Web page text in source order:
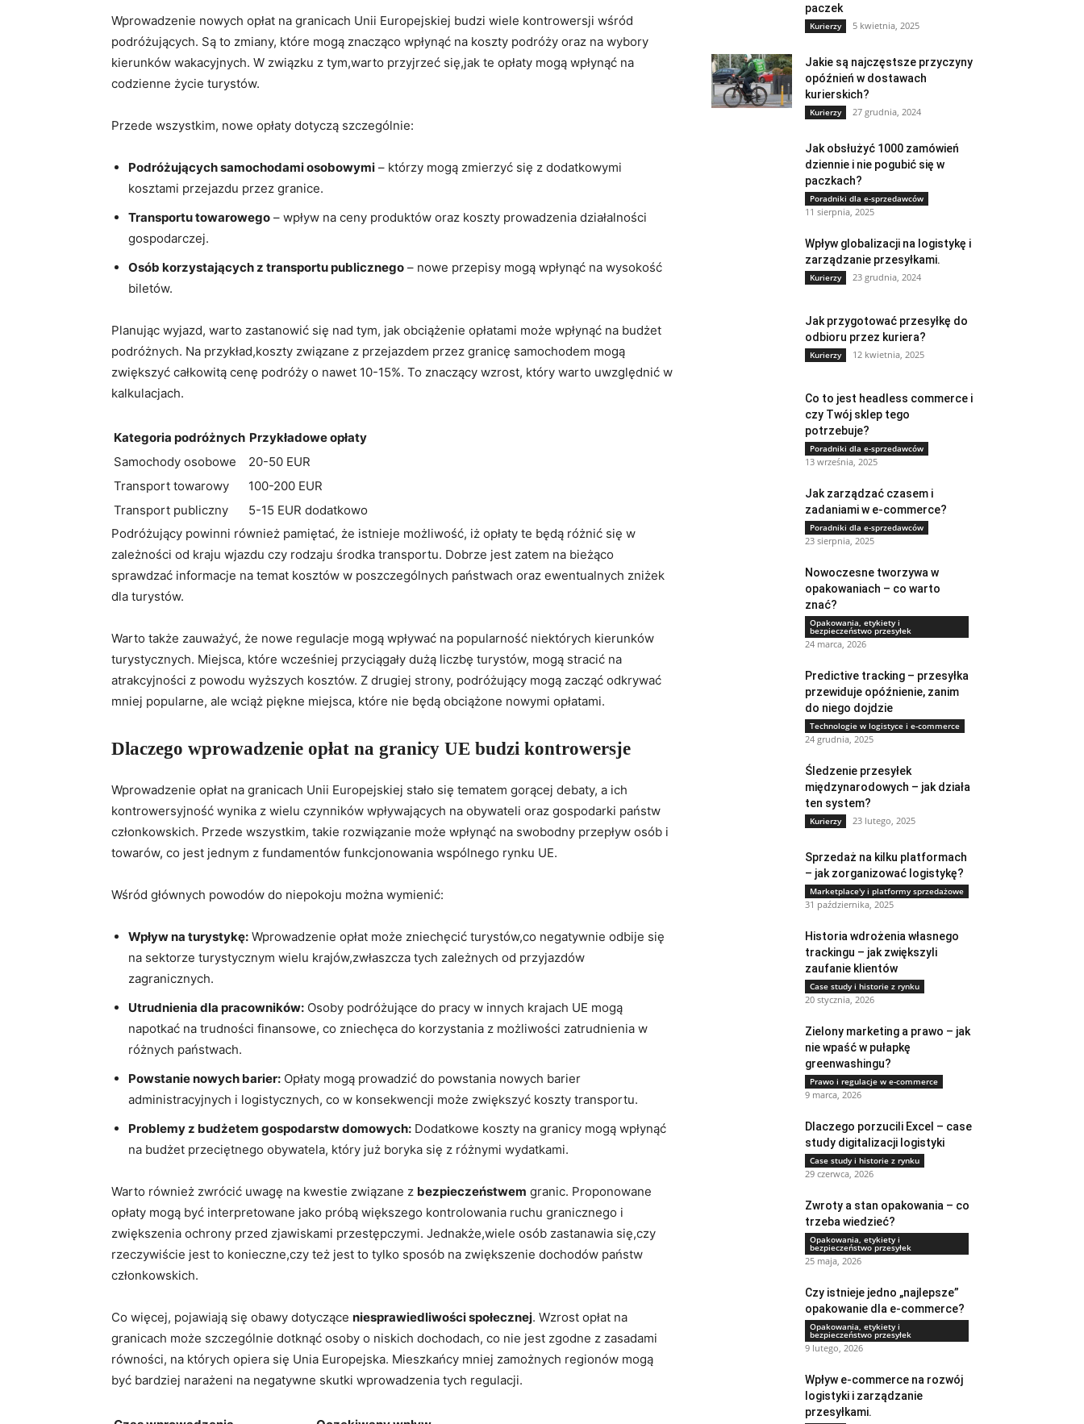
Wprowadzenie nowych opłat na granicach Unii Europejskiej budzi wiele kontrowersji wśród
podróżujących. Są to zmiany, które mogą znacząco wpłynąć na koszty podróży oraz na wybory
kierunków wakacyjnych. W związku z tym,warto przyjrzeć się,jak te opłaty mogą wpłynąć na
codzienne życie turystów.
Przede wszystkim, nowe opłaty dotyczą szczególnie:
Podróżujących samochodami osobowymi – którzy mogą zmierzyć się z dodatkowymi
kosztami przejazdu przez granice.
Transportu towarowego – wpływ na ceny produktów oraz koszty prowadzenia działalności
gospodarczej.
Osób korzystających z transportu publicznego – nowe przepisy mogą wpłynąć na wysokość
biletów.
Planując wyjazd, warto zastanowić się nad tym, jak obciążenie opłatami może wpłynąć na budżet
podróżnych. Na przykład,koszty związane z przejazdem przez granicę samochodem mogą
zwiększyć całkowitą cenę podróży o nawet 10-15%. To znaczący wzrost, który warto uwzględnić w
kalkulacjach.
Kategoria podróżnych Przykładowe opłaty
Samochody osobowe
20-50 EUR
Transport towarowy
100-200 EUR
Transport publiczny
5-15 EUR dodatkowo
Podróżujący powinni również pamiętać, że istnieje możliwość, iż opłaty te będą różnić się w
zależności od kraju wjazdu czy rodzaju środka transportu. Dobrze jest zatem na bieżąco
sprawdzać informacje na temat kosztów w poszczególnych państwach oraz ewentualnych zniżek
dla turystów.
Warto także zauważyć, że nowe regulacje mogą wpływać na popularność niektórych kierunków
turystycznych. Miejsca, które wcześniej przyciągały dużą liczbę turystów, mogą stracić na
atrakcyjności z powodu wyższych kosztów. Z drugiej strony, podróżujący mogą zacząć odkrywać
mniej popularne, ale wciąż piękne miejsca, które nie będą obciążone nowymi opłatami.
Dlaczego wprowadzenie opłat na granicy UE budzi kontrowersje
Wprowadzenie opłat na granicach Unii Europejskiej stało się tematem gorącej debaty, a ich
kontrowersyjność wynika z wielu czynników wpływających na obywateli oraz gospodarki państw
członkowskich. Przede wszystkim, takie rozwiązanie może wpłynąć na swobodny przepływ osób i
towarów, co jest jednym z fundamentów funkcjonowania wspólnego rynku UE.
Wśród głównych powodów do niepokoju można wymienić:
Wpływ na turystykę: Wprowadzenie opłat może zniechęcić turystów,co negatywnie odbije się
na sektorze turystycznym wielu krajów,zwłaszcza tych zależnych od przyjazdów
zagranicznych.
Utrudnienia dla pracowników: Osoby podróżujące do pracy w innych krajach UE mogą
napotkać na trudności finansowe, co zniechęca do korzystania z możliwości zatrudnienia w
różnych państwach.
Powstanie nowych barier: Opłaty mogą prowadzić do powstania nowych barier
administracyjnych i logistycznych, co w konsekwencji może zwiększyć koszty transportu.
Problemy z budżetem gospodarstw domowych: Dodatkowe koszty na granicy mogą wpłynąć
na budżet przeciętnego obywatela, który już boryka się z różnymi wydatkami.
Warto również zwrócić uwagę na kwestie związane z bezpieczeństwem granic. Proponowane
opłaty mogą być interpretowane jako próbą większego kontrolowania ruchu granicznego i
zwiększenia ochrony przed zjawiskami przestępczymi. Jednakże,wiele osób zastanawia się,czy
rzeczywiście jest to konieczne,czy też jest to tylko sposób na zwiększenie dochodów państw
członkowskich.
Co więcej, pojawiają się obawy dotyczące niesprawiedliwości społecznej. Wzrost opłat na
granicach może szczególnie dotknąć osoby o niskich dochodach, co nie jest zgodne z zasadami
równości, na których opiera się Unia Europejska. Mieszkańcy mniej zamożnych regionów mogą
być bardziej narażeni na negatywne skutki wprowadzenia tych regulacji.
paczek
Kurierzy 5 kwietnia, 2025
Jakie są najczęstsze przyczyny
opóźnień w dostawach
kurierskich?
Kurierzy 27 grudnia, 2024
Jak obsłużyć 1000 zamówień
dziennie i nie pogubić się w
paczkach?
Poradniki dla e-sprzedawców
11 sierpnia, 2025
Wpływ globalizacji na logistykę i
zarządzanie przesyłkami.
Kurierzy 23 grudnia, 2024
Jak przygotować przesyłkę do
odbioru przez kuriera?
Kurierzy 12 kwietnia, 2025
Co to jest headless commerce i
czy Twój sklep tego
potrzebuje?
Poradniki dla e-sprzedawców
13 września, 2025
Jak zarządzać czasem i
zadaniami w e-commerce?
Poradniki dla e-sprzedawców
23 sierpnia, 2025
Nowoczesne tworzywa w
opakowaniach – co warto
znać?
Opakowania, etykiety i
bezpieczeństwo przesyłek
24 marca, 2026
Predictive tracking – przesyłka
przewiduje opóźnienie, zanim
do niego dojdzie
Technologie w logistyce i e-commerce
24 grudnia, 2025
Śledzenie przesyłek
międzynarodowych – jak działa
ten system?
Kurierzy 23 lutego, 2025
Sprzedaż na kilku platformach
– jak zorganizować logistykę?
Marketplace'y i platformy sprzedażowe
31 października, 2025
Historia wdrożenia własnego
trackingu – jak zwiększyli
zaufanie klientów
Case study i historie z rynku
20 stycznia, 2026
Zielony marketing a prawo – jak
nie wpaść w pułapkę
greenwashingu?
Prawo i regulacje w e-commerce
9 marca, 2026
Dlaczego porzucili Excel – case
study digitalizacji logistyki
Case study i historie z rynku
29 czerwca, 2026
Zwroty a stan opakowania – co
trzeba wiedzieć?
Opakowania, etykiety i
bezpieczeństwo przesyłek
25 maja, 2026
Czy istnieje jedno „najlepsze”
opakowanie dla e-commerce?
Opakowania, etykiety i
bezpieczeństwo przesyłek
9 lutego, 2026
Wpływ e-commerce na rozwój
logistyki i zarządzanie
przesyłkami.